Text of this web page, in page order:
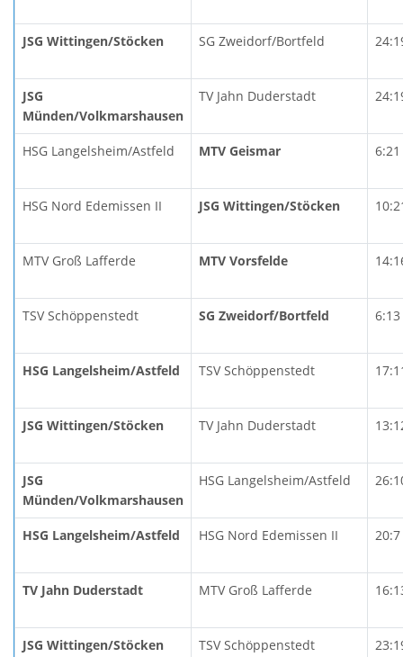
JSG Wittingen/Stöcken SG Zweidorf/Bortfeld
JSG
Münden/Volkmarshausen
TV Jahn Duderstadt
HSG Langelsheim/Astfeld MTV Geismar 6:21
HSG Nord Edemissen II JSG Wittingen/Stöcken
MTV Groß Lafferde MTV Vorsfelde
TSV Schöppenstedt SG Zweidorf/Bortfeld 6:13
HSG Langelsheim/Astfeld TSV Schöppenstedt
JSG Wittingen/Stöcken TV Jahn Duderstadt
JSG
Münden/Volkmarshausen
HSG Langelsheim/Astfeld
HSG Langelsheim/Astfeld HSG Nord Edemissen II 20:7
TV Jahn Duderstadt MTV Groß Lafferde
JSG Wittingen/Stöcken TSV Schöppenstedt